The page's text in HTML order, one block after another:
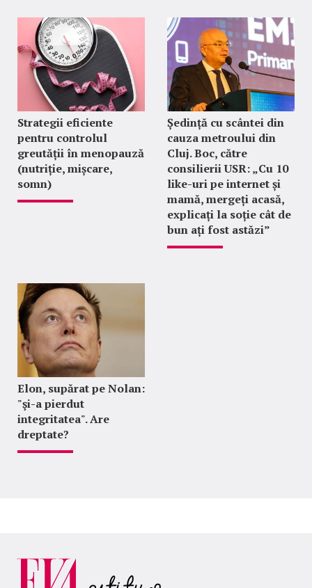
Strategii eficiente
pentru controlul
greutății în menopauză
(nutriție, mișcare,
somn)
Ședință cu scântei din
cauza metroului din
Cluj. Boc, către
consilierii USR: „Cu 10
like-uri pe internet și
mamă, mergeți acasă,
explicați la soție cât de
bun ați fost astăzi”
Elon, supărat pe Nolan:
"şi-a pierdut
integritatea". Are
dreptate?